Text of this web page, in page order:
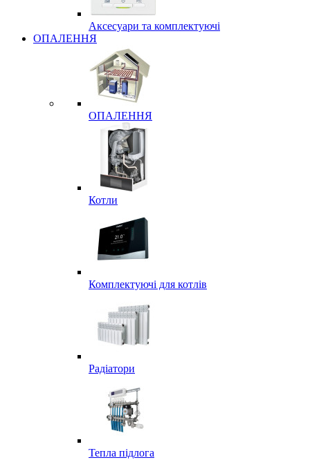
Аксесуари та комплектуючі
ОПАЛЕННЯ
ОПАЛЕННЯ
Котли
Комплектуючі для котлів
Радіатори
Тепла підлога